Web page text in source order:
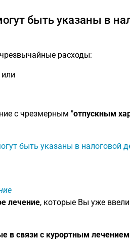
быть указаны в
расходы:
с чрезмерным "отпускным
быть указаны в налоговой
лечение, которые Вы уже ввели
в связи с курортным